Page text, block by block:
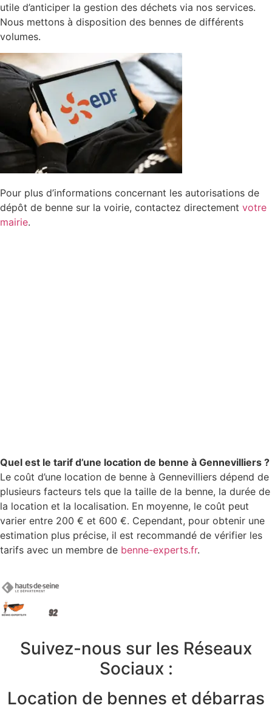
utile d’anticiper la gestion des déchets via nos services.
Nous mettons à disposition des bennes de différents
volumes.
Pour plus d’informations concernant les autorisations de
dépôt de benne sur la voirie, contactez directement votre
mairie.
Quel est le tarif d’une location de benne à Gennevilliers ?
Le coût d’une location de benne à Gennevilliers dépend de
plusieurs facteurs tels que la taille de la benne, la durée de
la location et la localisation. En moyenne, le coût peut
varier entre 200 € et 600 €. Cependant, pour obtenir une
estimation plus précise, il est recommandé de vérifier les
tarifs avec un membre de benne-experts.fr.
Suivez-nous sur les Réseaux
Sociaux :
Location de bennes et débarras